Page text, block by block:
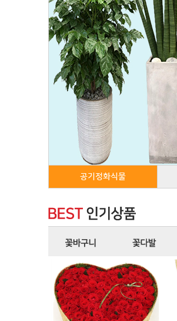
공기정화식물